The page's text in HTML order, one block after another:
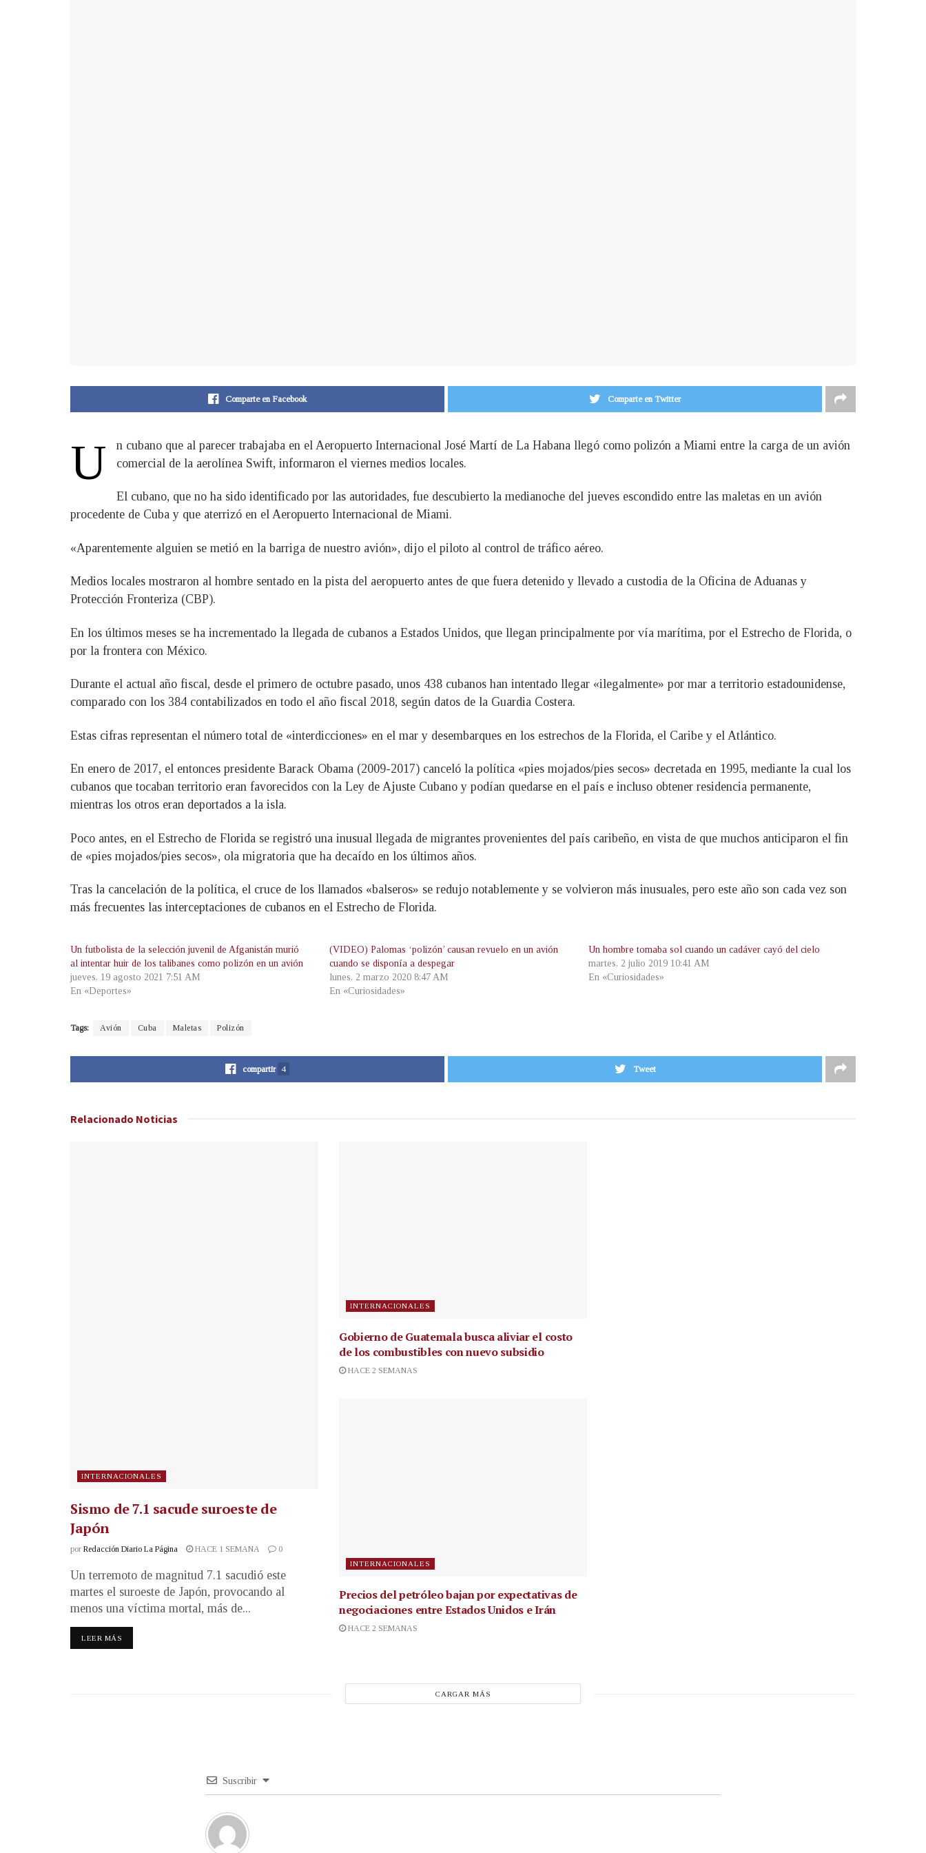
Comparte en Facebook Comparte en Twitter
U
n cubano que al parecer trabajaba en el Aeropuerto Internacional José Martí de La Habana llegó como polizón a Miami entre la carga de un avión
comercial de la aerolínea Swift, informaron el viernes medios locales.
El cubano, que no ha sido identificado por las autoridades, fue descubierto la medianoche del jueves escondido entre las maletas en un avión
procedente de Cuba y que aterrizó en el Aeropuerto Internacional de Miami.
«Aparentemente alguien se metió en la barriga de nuestro avión», dijo el piloto al control de tráfico aéreo.
Medios locales mostraron al hombre sentado en la pista del aeropuerto antes de que fuera detenido y llevado a custodia de la Oficina de Aduanas y
Protección Fronteriza (CBP).
En los últimos meses se ha incrementado la llegada de cubanos a Estados Unidos, que llegan principalmente por vía marítima, por el Estrecho de Florida, o
por la frontera con México.
Durante el actual año fiscal, desde el primero de octubre pasado, unos 438 cubanos han intentado llegar «ilegalmente» por mar a territorio estadounidense,
comparado con los 384 contabilizados en todo el año fiscal 2018, según datos de la Guardia Costera.
Estas cifras representan el número total de «interdicciones» en el mar y desembarques en los estrechos de la Florida, el Caribe y el Atlántico.
En enero de 2017, el entonces presidente Barack Obama (2009-2017) canceló la política «pies mojados/pies secos» decretada en 1995, mediante la cual los
cubanos que tocaban territorio eran favorecidos con la Ley de Ajuste Cubano y podían quedarse en el país e incluso obtener residencia permanente,
mientras los otros eran deportados a la isla.
Poco antes, en el Estrecho de Florida se registró una inusual llegada de migrantes provenientes del país caribeño, en vista de que muchos anticiparon el fin
de «pies mojados/pies secos», ola migratoria que ha decaído en los últimos años.
Tras la cancelación de la política, el cruce de los llamados «balseros» se redujo notablemente y se volvieron más inusuales, pero este año son cada vez son
más frecuentes las interceptaciones de cubanos en el Estrecho de Florida.
Un futbolista de la selección juvenil de Afganistán murió
al intentar huir de los talibanes como polizón en un avión
jueves, 19 agosto 2021 7:51 AM
En «Deportes»
(VIDEO) Palomas ‘polizón’ causan revuelo en un avión
cuando se disponía a despegar
lunes, 2 marzo 2020 8:47 AM
En «Curiosidades»
Un hombre tomaba sol cuando un cadáver cayó del cielo
martes, 2 julio 2019 10:41 AM
En «Curiosidades»
Tags: Avión Cuba Maletas Polizón
compartir 4 Tweet
Relacionado Noticias
INTERNACIONALES
Sismo de 7.1 sacude suroeste de
Japón
por Redacción Diario La Página HACE 1 SEMANA 0
Un terremoto de magnitud 7.1 sacudió este
martes el suroeste de Japón, provocando al
menos una víctima mortal, más de...
LEER MÁS
INTERNACIONALES
Gobierno de Guatemala busca aliviar el costo
de los combustibles con nuevo subsidio
HACE 2 SEMANAS
INTERNACIONALES
Precios del petróleo bajan por expectativas de
negociaciones entre Estados Unidos e Irán
HACE 2 SEMANAS
CARGAR MÁS
Suscribir